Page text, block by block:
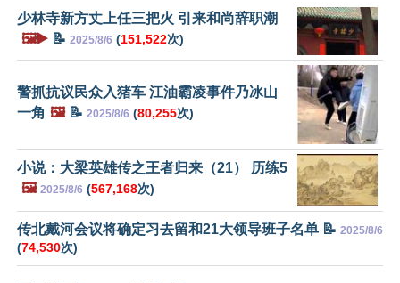
少林寺新方丈上任三把火 引来和尚辞职潮
🖼️▶️ 📝 2025/8/6 (151,522次)
警抓抗议民众入猪车 江油霸凌事件乃冰山
一角 🖼️📝 2025/8/6 (80,255次)
小说：大梁英雄传之王者归来（21） 历练5
🖼️ 2025/8/6 (567,168次)
传北戴河会议将确定习去留和21大领导班子名单 📝 2025/8/6
(74,530次)